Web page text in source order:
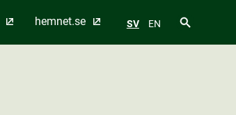
hemnet.se SV EN